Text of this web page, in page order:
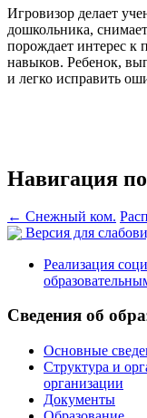
Игровизор делает
дошкольника,
порождает интерес к
навыков. Ребенок,
и легко исправить
Навигация
← Снежный ком.
Версия для
Реализация
Сведения об
Основные
Структура и
организации
Документы